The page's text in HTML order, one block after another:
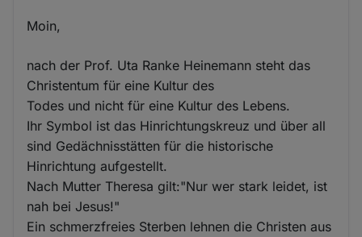
Moin,
nach der Prof. Uta Ranke Heinemann steht das
Christentum für eine Kultur des
Todes und nicht für eine Kultur des Lebens.
Ihr Symbol ist das Hinrichtungskreuz und über all
sind Gedächnisstätten für die historische
Hinrichtung aufgestellt.
Nach Mutter Theresa gilt:"Nur wer stark leidet, ist
nah bei Jesus!"
Ein schmerzfreies Sterben lehnen die Christen aus